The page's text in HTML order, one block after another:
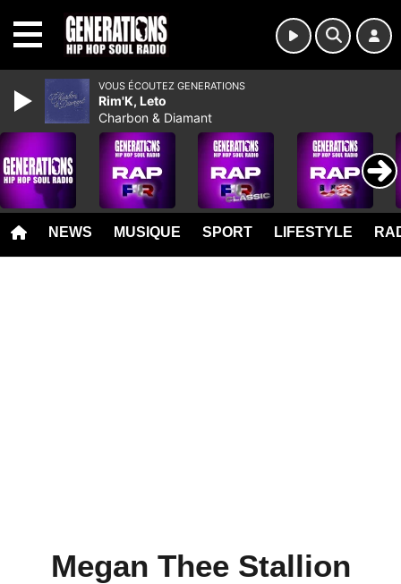
NEWS MUSIQUE SPORT LIFESTYLE
Megan Thee Stallion
VOUS ÉCOUTEZ GENERATIONS
Rim'K, Leto
Charbon & Diamant